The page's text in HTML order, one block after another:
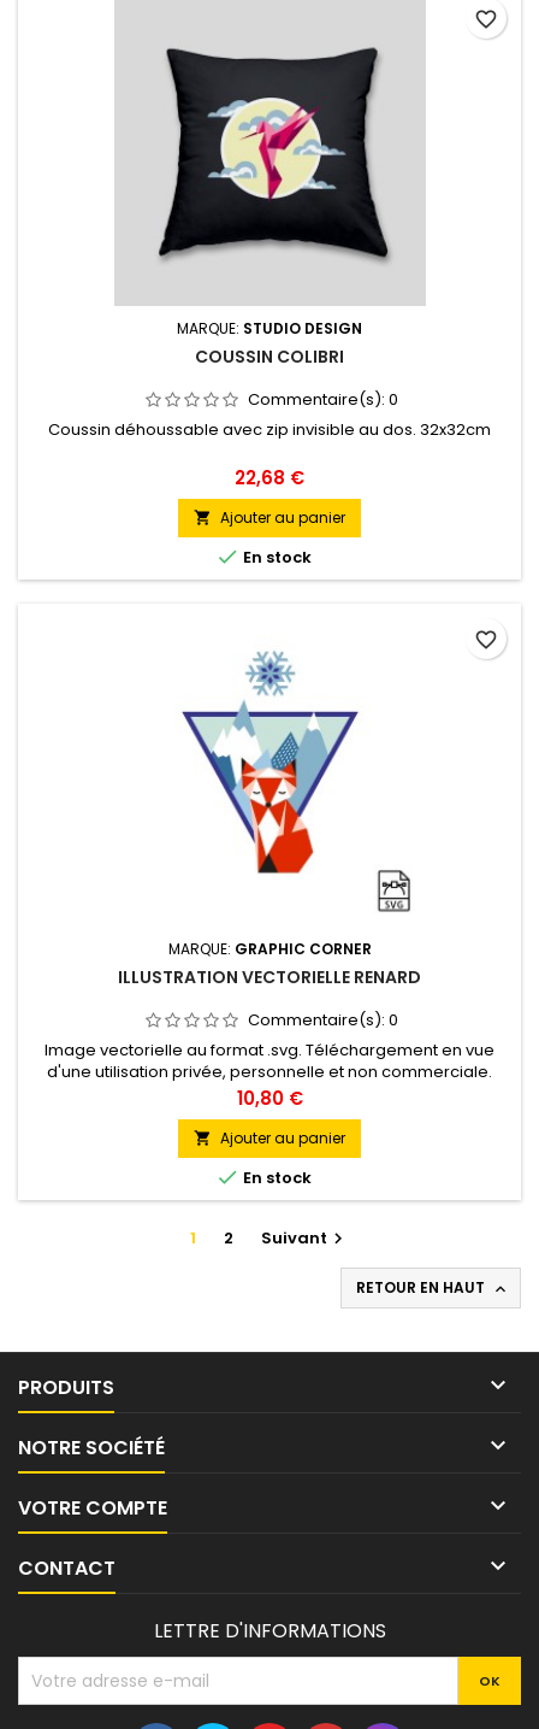
MARQUE: STUDIO DESIGN
COUSSIN COLIBRI
Commentaire(s): 0
Coussin déhoussable avec zip invisible au dos. 32x32cm
Prix
22,68 €
 Ajouter au panier
 En stock
favorite_border
MARQUE: GRAPHIC CORNER
ILLUSTRATION VECTORIELLE RENARD
Commentaire(s): 0
Image vectorielle au format .svg. Téléchargement en vue
d'une utilisation privée, personnelle et non commerciale.
Prix
10,80 €
 Ajouter au panier
 En stock
favorite_border
1 2 Suivant 
RETOUR EN HAUT 
PRODUITS 
NOTRE SOCIÉTÉ 
VOTRE COMPTE 
CONTACT 
LETTRE D'INFORMATIONS